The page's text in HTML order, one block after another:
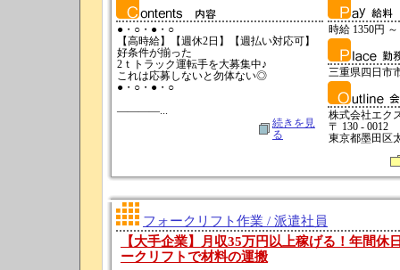
●・○・●・○
【高時給】【週休2日】【週払い対応可】
好条件が揃った
2ｔトラック運転手を大募集中♪
これは応募しないと勿体ない◎
●・○・●・○
――――...
続きを見
る
時給 1350円
三重県四日市
株式会社エク
〒 130 - 0012
東京都墨田区
フォークリフト作業 / 派遣社員
【大手企業】月収35万円以上稼げる！年間休
ークリフトで材料の運搬